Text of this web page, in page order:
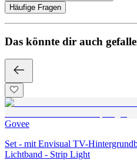
Häufige Fragen
Das könnte dir auch
Govee
Set - mit Envisual TV-
Lichtband - Strip Light